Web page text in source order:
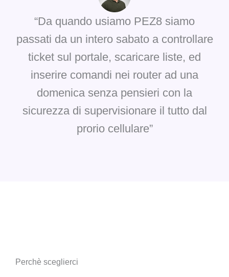
“Da quando usiamo PEZ8 siamo
passati da un intero sabato a controllare
ticket sul portale, scaricare liste, ed
inserire comandi nei router ad una
domenica senza pensieri con la
sicurezza di supervisionare il tutto dal
prorio cellulare”
Perchè sceglierci